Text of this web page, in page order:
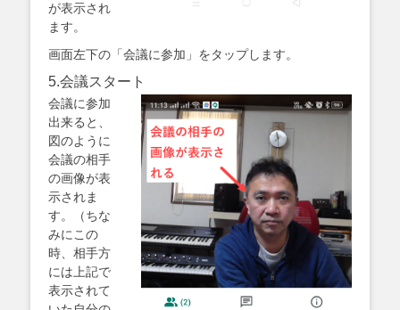
が表示され
ます。
画面左下の「会議に参加」をタップします。
5.会議スタート
会議に参加
出来ると、
図のように
会議の相手
の画像が表
示されま
す。（ちな
みにこの
時、相手方
には上記で
表示されて